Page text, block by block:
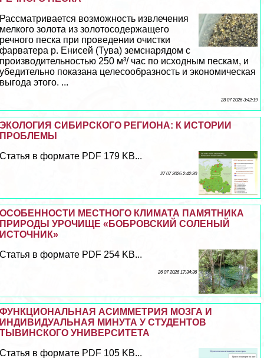
Рассматривается возможность извлечения
мелкого золота из золотосодержащего
речного песка при проведении очистки
фарватера р. Енисей (Тува) земснарядом с
производительностью 250 м³/ час по исходным пескам, и
убедительно показана целесообразность и экономическая
выгода этого. ...
28 07 2026 3:42:19
ЭКОЛОГИЯ СИБИРСКОГО РЕГИОНА: К ИСТОРИИ
ПРОБЛЕМЫ
Статья в формате PDF 179 KB...
27 07 2026 2:42:20
ОСОБЕННОСТИ МЕСТНОГО КЛИМАТА ПАМЯТНИКА
ПРИРОДЫ УРОЧИЩЕ «БОБРОВСКИЙ СОЛЕНЫЙ
ИСТОЧНИК»
Статья в формате PDF 254 KB...
26 07 2026 17:34:36
ФУНКЦИОНАЛЬНАЯ АСИММЕТРИЯ МОЗГА И
ИНДИВИДУАЛЬНАЯ МИНУТА У СТУДЕНТОВ
ТЫВИНСКОГО УНИВЕРСИТЕТА
Статья в формате PDF 105 KB...